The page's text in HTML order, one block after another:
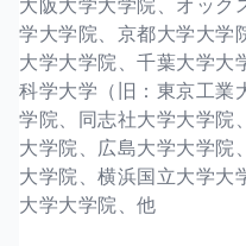
学大学院、京都大学大学
大学大学院、千葉大学大
科学大学（旧：東京工業
学院、同志社大学大学院
大学院、広島大学大学院
大学院、横浜国立大学大
大学大学院、他